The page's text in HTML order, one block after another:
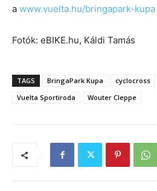
a www.vuelta.hu/bringapark-kupa
Fotók: eBIKE.hu, Káldi Tamás
TAGS BringaPark Kupa cyclocross
Vuelta Sportiroda
Wouter Cleppe